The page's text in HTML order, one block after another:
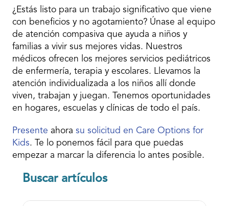
¿Estás listo para un trabajo significativo que viene
con beneficios y no agotamiento? Únase al equipo
de atención compasiva que ayuda a niños y
familias a vivir sus mejores vidas. Nuestros
médicos ofrecen los mejores servicios pediátricos
de enfermería, terapia y escolares. Llevamos la
atención individualizada a los niños allí donde
viven, trabajan y juegan. Tenemos oportunidades
en hogares, escuelas y clínicas de todo el país.
Presente ahora su solicitud en Care Options for
Kids. Te lo ponemos fácil para que puedas
empezar a marcar la diferencia lo antes posible.
Buscar artículos